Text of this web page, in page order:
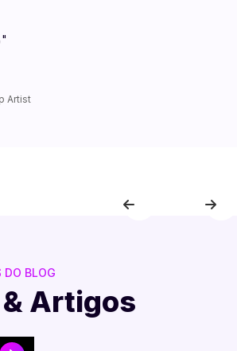
Artist
DO BLOG
Artigos